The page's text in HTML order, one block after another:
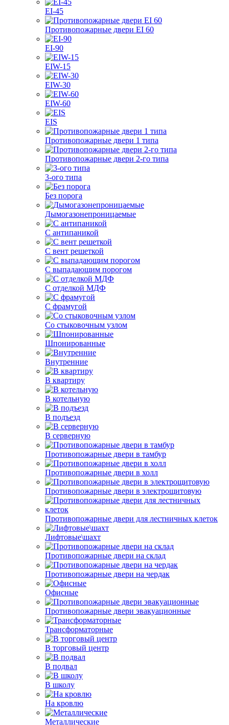
EI-45
Противопожарные двери EI 60
EI-90
EIW-15
EIW-30
EIW-60
EIS
Противопожарные двери 1 типа
Противопожарные двери 2-го типа
3-ого типа
Без порога
Дымогазонепроницаемые
С антипаникой
С вент решеткой
С выпадающим порогом
С отделкой МДФ
С фрамугой
Со стыковочным узлом
Шпонированные
Внутренние
В квартиру
В котельную
В подъезд
В серверную
Противопожарные двери в тамбур
Противопожарные двери в холл
Противопожарные двери в электрощитовую
Противопожарные двери для лестничных клеток
Лифтовые\шахт
Противопожарные двери на склад
Противопожарные двери на чердак
Офисные
Противопожарные двери эвакуационные
Трансформаторные
В торговый центр
В подвал
В школу
На кровлю
Металлические